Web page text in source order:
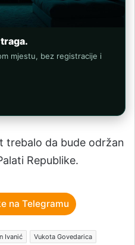
mjestu, bez registracije i
trebalo da bude održan
Republike.
na Telegramu
Ivanić Vukota Govedarica